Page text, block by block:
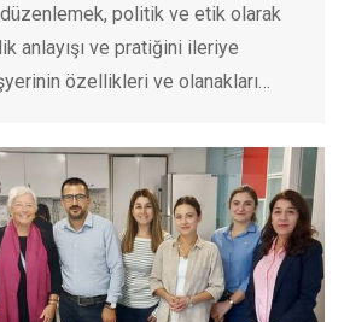
düzenlemek, politik ve etik olarak
anlayışı ve pratiğini ileriye
özellikleri ve olanakları…